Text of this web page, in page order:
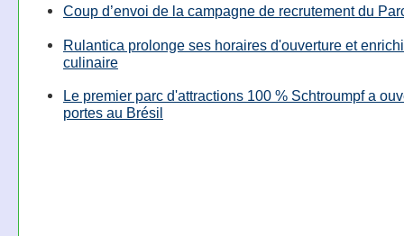
Coup d’envoi de la campagne de recrutement du
Rulantica prolonge ses horaires d'ouverture et
culinaire
Le premier parc d'attractions 100 % Schtroumpf a
portes au Brésil